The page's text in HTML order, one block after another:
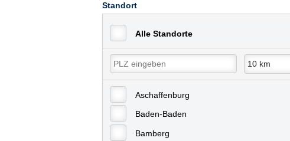
Standort
Alle Standorte
Aschaffenburg
Baden-Baden
Bamberg